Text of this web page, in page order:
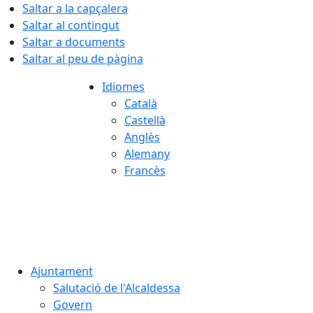
Saltar a la capçalera
Saltar al contingut
Saltar a documents
Saltar al peu de pàgina
Idiomes
Català
Castellà
Anglès
Alemany
Francès
Ajuntament
Salutació de l'Alcaldessa
Govern